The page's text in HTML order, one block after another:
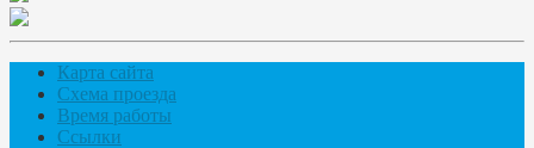
Карта сайта
Схема проезда
Время работы
Ссылки